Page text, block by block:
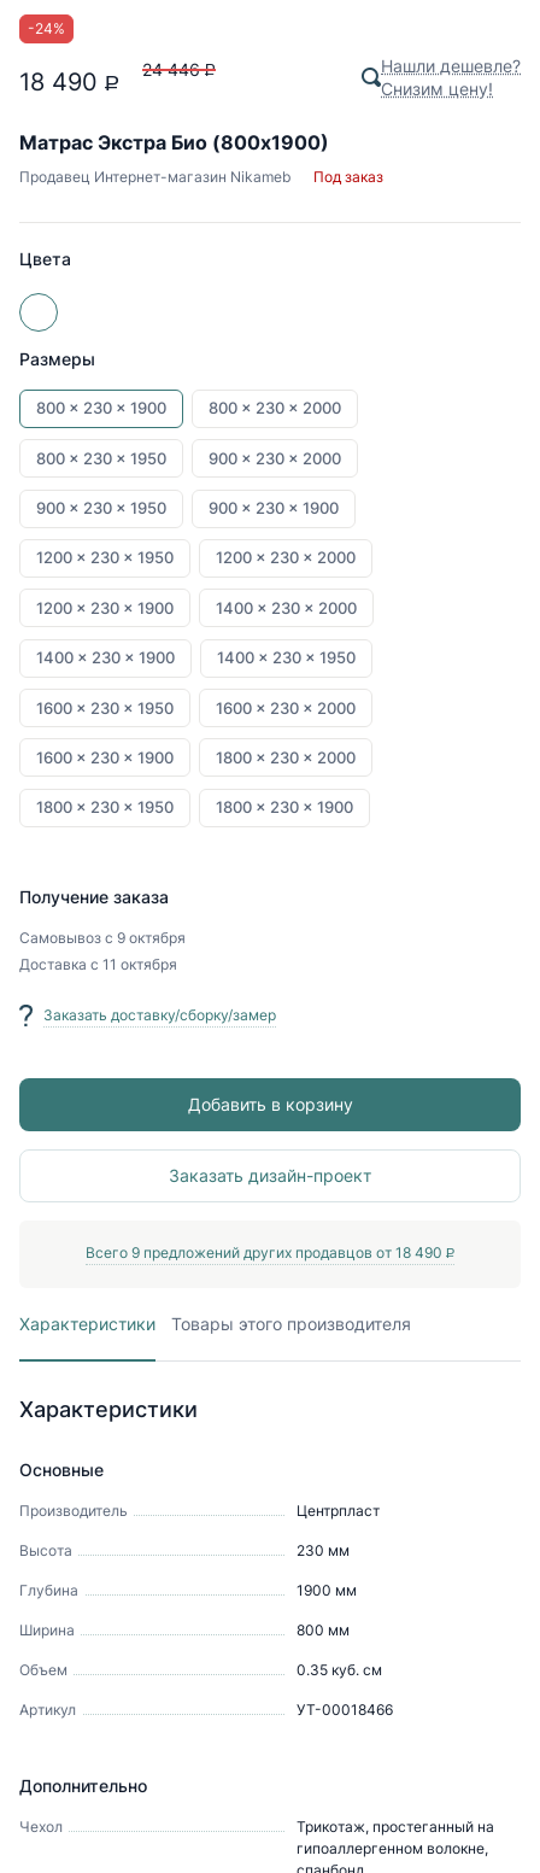
-24%
18 490 P
24 446 P
Нашли дешевле?
Снизим цену!
Матрас Экстра Био (800х1900)
Продавец Интернет-магазин Nikameb Под заказ
Цвета
Размеры
800 x 230 x 1900 800 x 230 x 2000
800 x 230 x 1950 900 x 230 x 2000
900 x 230 x 1950 900 x 230 x 1900
1200 x 230 x 1950 1200 x 230 x 2000
1200 x 230 x 1900 1400 x 230 x 2000
1400 x 230 x 1900 1400 x 230 x 1950
1600 x 230 x 1950 1600 x 230 x 2000
1600 x 230 x 1900 1800 x 230 x 2000
1800 x 230 x 1950 1800 x 230 x 1900
Получение заказа
Самовывоз с 9 октября
Доставка с 11 октября
Заказать доставку/сборку/замер
Добавить в корзину
Заказать дизайн-проект
Всего 9 предложений других продавцов от 18 490 P
Характеристики Товары этого производителя
Характеристики
Основные
Производитель Центрпласт
Высота 230 мм
Глубина 1900 мм
Ширина 800 мм
Объем 0.35 куб. см
Артикул УТ-00018466
Дополнительно
Чехол
Трикотаж, простеганный на
гипоаллергенном волокне,